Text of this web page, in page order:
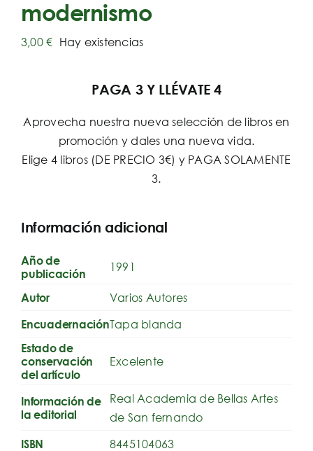
modernismo
3,00€ Hay existencias
PAGA 3 Y LLÉVATE 4
Aprovecha nuestra nueva selección de libros en
promoción y dales una nueva vida.
Elige 4 libros (DE PRECIO 3€) y PAGA SOLAMENTE
3.
Información adicional
Año de
publicación
1991
Autor Varios Autores
EncuadernaciónTapa blanda
Estado de
conservación
del artículo
Excelente
Información de
la editorial
Real Academia de Bellas Artes
de San fernando
ISBN 8445104063